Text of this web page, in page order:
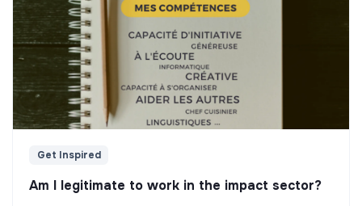
Get Inspired
Am I legitimate to work in the impact sector?